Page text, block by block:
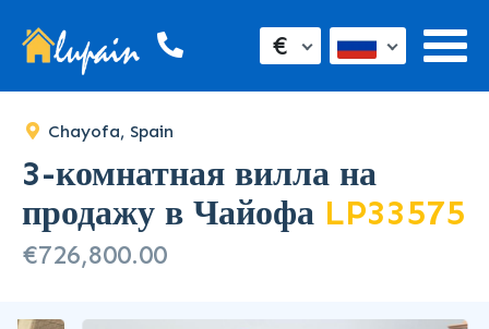
€
Chayofa, Spain
3-комнатная вилла на
продажу в Чайофа LP33575
€726,800.00
SOLD